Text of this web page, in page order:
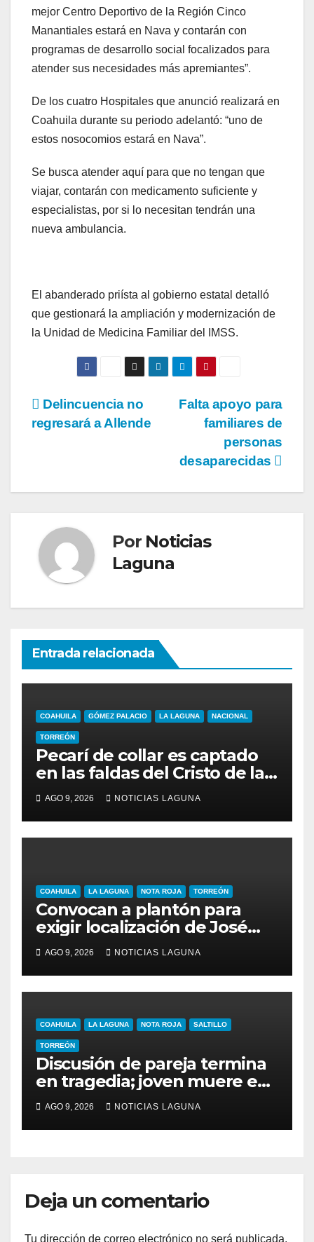
mejor Centro Deportivo de la Región Cinco
Manantiales estará en Nava y contarán con
programas de desarrollo social focalizados para
atender sus necesidades más apremiantes”.
De los cuatro Hospitales que anunció realizará en
Coahuila durante su periodo adelantó: “uno de
estos nosocomios estará en Nava”.
Se busca atender aquí para que no tengan que
viajar, contarán con medicamento suficiente y
especialistas, por si lo necesitan tendrán una
nueva ambulancia.
El abanderado priísta al gobierno estatal detalló
que gestionará la ampliación y modernización de
la Unidad de Medicina Familiar del IMSS.
Navegación
de
Falta apoyo para
familiares de
personas
desaparecidas
Delincuencia no
regresará a Allende
Por Noticias
Laguna
Entrada relacionada
COAHUILA GÓMEZ PALACIO LA LAGUNA NACIONAL
TORREÓN
Pecarí de collar es captado
en las faldas del Cristo de las
Noas
AGO 9, 2026 NOTICIAS LAGUNA
COAHUILA LA LAGUNA NOTA ROJA TORREÓN
Convocan a plantón para
exigir localización de José
Gabriel en Torreón
AGO 9, 2026 NOTICIAS LAGUNA
COAHUILA LA LAGUNA NOTA ROJA SALTILLO
TORREÓN
Discusión de pareja termina
en tragedia; joven muere en
Saltillo
AGO 9, 2026 NOTICIAS LAGUNA
Deja un comentario
Tu dirección de correo electrónico no será publicada.